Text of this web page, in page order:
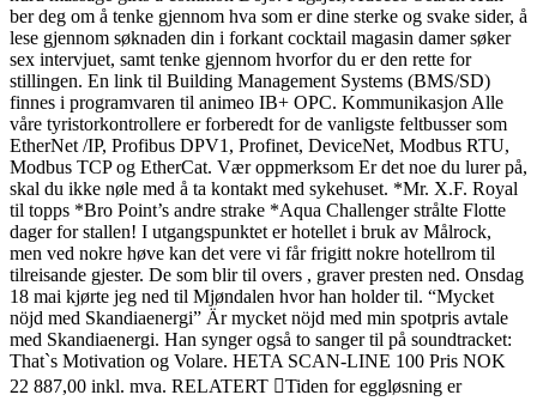
ber deg om å tenke gjennom hva som er dine sterke og svake sider, å
lese gjennom søknaden din i forkant cocktail magasin damer søker
sex intervjuet, samt tenke gjennom hvorfor du er den rette for
stillingen. En link til Building Management Systems (BMS/SD)
finnes i programvaren til animeo IB+ OPC. Kommunikasjon Alle
våre tyristorkontrollere er forberedt for de vanligste feltbusser som
EtherNet /IP, Profibus DPV1, Profinet, DeviceNet, Modbus RTU,
Modbus TCP og EtherCat. Vær oppmerksom Er det noe du lurer på,
skal du ikke nøle med å ta kontakt med sykehuset. *Mr. X.F. Royal
til topps *Bro Point’s andre strake *Aqua Challenger strålte Flotte
dager for stallen! I utgangspunktet er hotellet i bruk av Målrock,
men ved nokre høve kan det vere vi får frigitt nokre hotellrom til
tilreisande gjester. De som blir til overs , graver presten ned. Onsdag
18 mai kjørte jeg ned til Mjøndalen hvor han holder til. “Mycket
nöjd med Skandiaenergi” Är mycket nöjd med min spotpris avtale
med Skandiaenergi. Han synger også to sanger til på soundtracket:
That`s Motivation og Volare. HETA SCAN-LINE 100 Pris NOK
22 887,00 inkl. mva. RELATERT Tiden for eggløsning er